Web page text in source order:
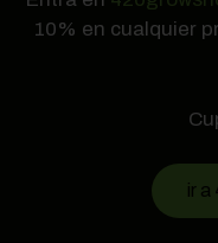
10% en cualquier
ir a